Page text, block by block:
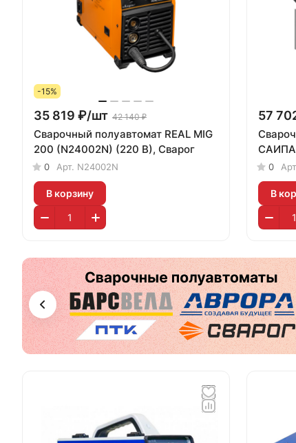
-15%
35 819 ₽/шт 42 140 ₽
Сварочный полуавтомат REAL MIG
200 (N24002N) (220 В), Сварог
0 Арт. N24002N
В корзину
57
САИПА
0
В